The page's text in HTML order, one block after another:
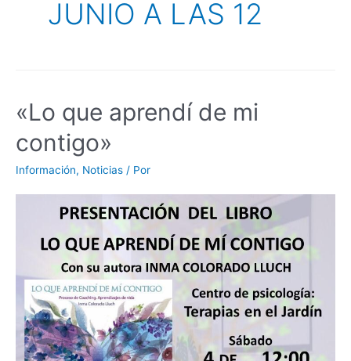
JUNIO A LAS 12
«Lo que aprendí de mi
contigo»
Información, Noticias / Por